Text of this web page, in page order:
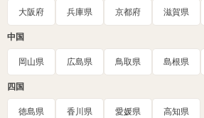
大阪府 兵庫県 京都府 滋賀県
中国
岡山県 広島県 鳥取県 島根県
四国
徳島県 香川県 愛媛県 高知県